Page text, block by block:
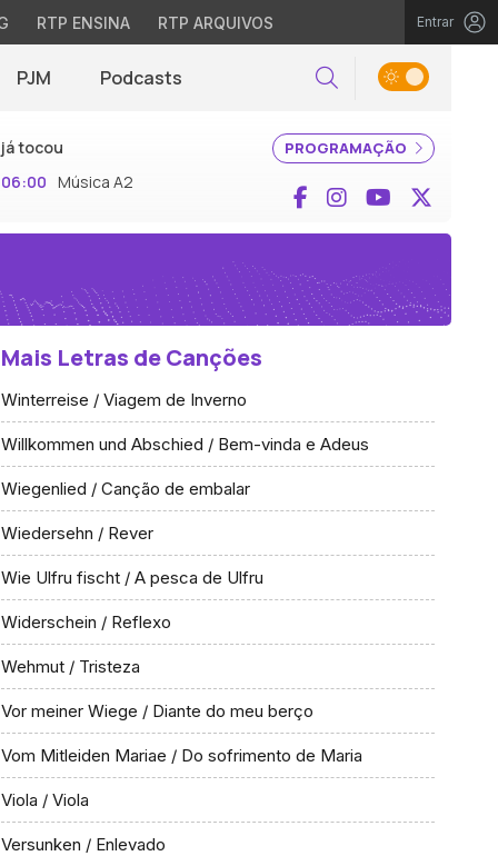
RTP ENSINA RTP ARQUIVOS Entrar
PJM Podcasts Pesquisar
PROGRAMAÇÃO
já tocou
06:00 Música A2 Facebook
InstagramYouTube
Mais Letras de Canções
Winterreise / Viagem de Inverno
Willkommen und Abschied / Bem-vinda e Adeus
Wiegenlied / Canção de embalar
Wiedersehn / Rever
Wie Ulfru fischt / A pesca de Ulfru
Widerschein / Reflexo
Wehmut / Tristeza
Vor meiner Wiege / Diante do meu berço
Vom Mitleiden Mariae / Do sofrimento de Maria
Viola / Viola
Versunken / Enlevado